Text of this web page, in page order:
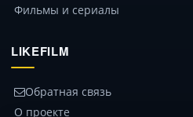
Фильмы и сериалы
LIKEFILM
Обратная связь
О проекте